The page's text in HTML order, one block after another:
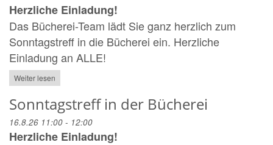
Herzliche Einladung!
Das Bücherei-Team lädt Sie ganz herzlich zum
Sonntagstreff in die Bücherei ein. Herzliche
Einladung an ALLE!
Weiter lesen
Sonntagstreff in der Bücherei
16.8.26 11:00 - 12:00
Herzliche Einladung!